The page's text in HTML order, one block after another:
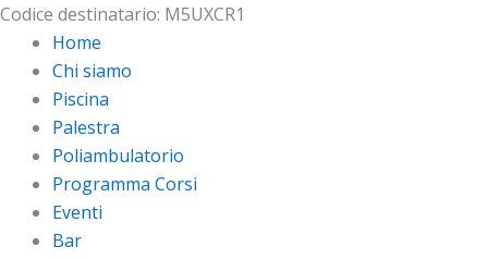
Codice destinatario: M5UXCR1
Home
Chi siamo
Piscina
Palestra
Poliambulatorio
Programma Corsi
Eventi
Bar